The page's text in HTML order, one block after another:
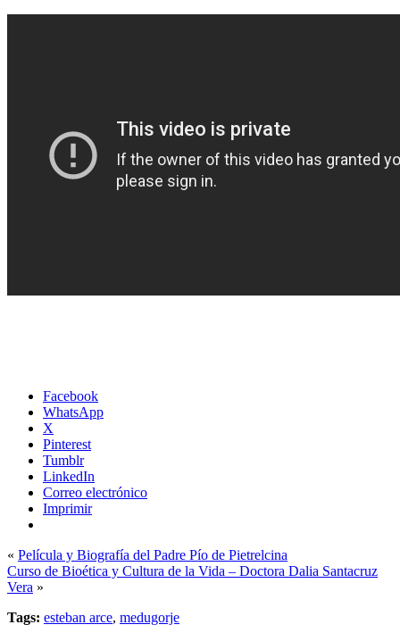
Facebook
WhatsApp
X
Pinterest
Tumblr
LinkedIn
Correo electrónico
Imprimir
« Película y Biografía del Padre Pío de Pietrelcina
Curso de Bioética y Cultura de la Vida – Doctora Dalia Santacruz
Vera »
Tags: esteban arce, medugorje